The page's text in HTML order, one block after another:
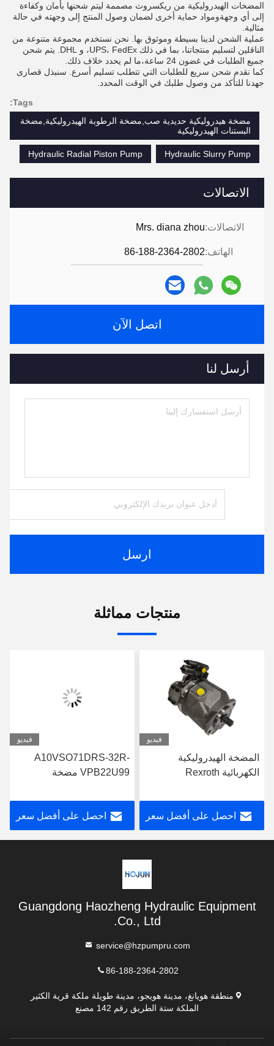
الاتصالات
الاتصالات:Mrs. diana zhou
الهاتف:86-188-2364-2802
اتصل الآن
أرسل لنا
ارسل
المضخات الهيدروليكية من ريكسروث مصممة ليتم شحنها بأمان وكفاءة
إلى أي وجهةومواد حماية أخرى لضمان وصول المنتج إلى وجهته في حالة
مثالية.
عملية الشحن لدينا بسيطة وموثوق بها. نحن نستخدم مجموعة متنوعة من
الناقلين لتسليم منتجاتنا، بما في ذلك UPS، FedEx، و DHL. يتم شحن
جميع الطلبات في غضون 24 ساعة،ما لم يحدد خلاف ذلك.
كما نقدم شحن سريع للطلبات التي تتطلب تسليم أسرع. سنبذل قصارى
جهدنا للتأكد من وصول طلبك في الوقت المحدد.
Tags:
مضخة هيدروليكية حديدية صب,مضخة الرطوبة الهيدروليكية,مضخة
البستنات الهيدروليكية
Hydraulic Slurry Pump
Hydraulic Radial Piston Pump
منتجات مماثلة
فيديو
المضخة الهيدروليكية
الكهربائية Rexroth
PPA12G30
احصل على أفضل سعر
فيديو
A10VSO71DRS-32R-
VPB22U99 مضخة
التصميم القوي
احصل على أفضل سعر
Guangdong Haozheng Hydraulic Equipment
Co., Ltd.
service@hzpumpru.com
86-188-2364-2802
منطقة هويانغ، مدينة هويجو، مدينة طويلة ملكة قرية الكثير
الملكة ستة الطريق رقم 142 مصنع